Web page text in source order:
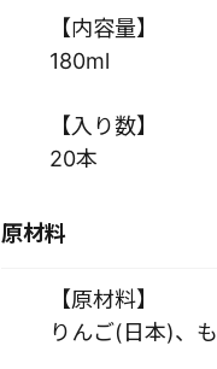
【内容量】
180ml
【入り数】
20本
原材料
【原材料】
りんご(日本)、